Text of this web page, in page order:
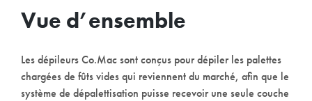
Vue d’ensemble
Les dépileurs Co.Mac sont conçus pour dépiler les palettes
chargées de fûts vides qui reviennent du marché, afin que le
système de dépalettisation puisse recevoir une seule couche